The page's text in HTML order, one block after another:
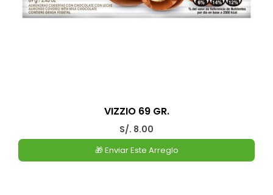
VIZZIO 69 GR.
S/. 8.00
🎁 Enviar Este Arreglo